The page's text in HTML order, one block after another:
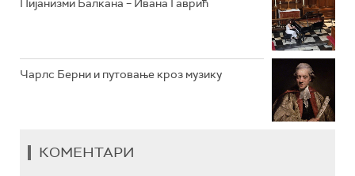
Чарлс Берни и путовање кроз музику
КОМЕНТАРИ